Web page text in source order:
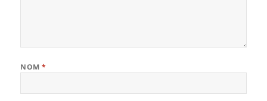
NOM*